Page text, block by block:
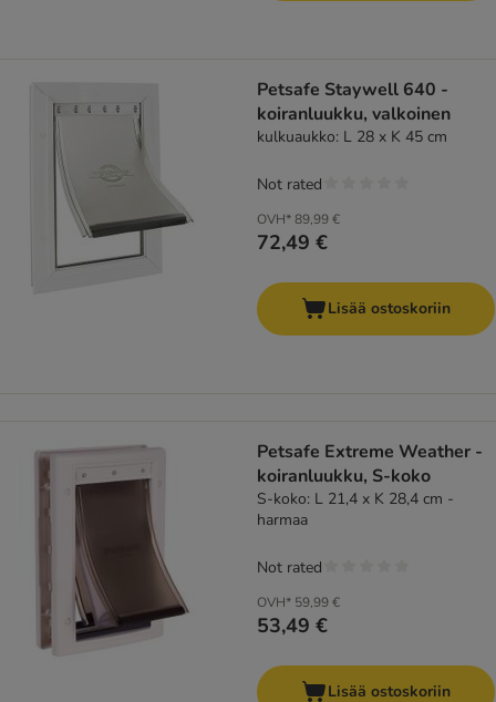
Petsafe Staywell 640 -
koiranluukku, valkoinen
kulkuaukko: L 28 x K 45 cm
OVH*89,99 €
72,49 €
Not rated
Lisää ostoskoriin
Petsafe Extreme Weather -
koiranluukku, S-koko
S-koko: L 21,4 x K 28,4 cm -
harmaa
OVH* 59,99 €
53,49 €
Not rated
Lisää ostoskoriin